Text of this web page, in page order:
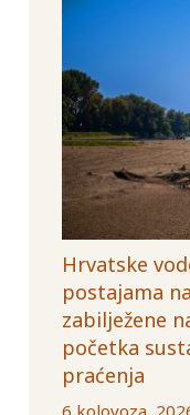
Hrvatske
postajama
zabilježene
početka
praćenja
6 kolovoza,